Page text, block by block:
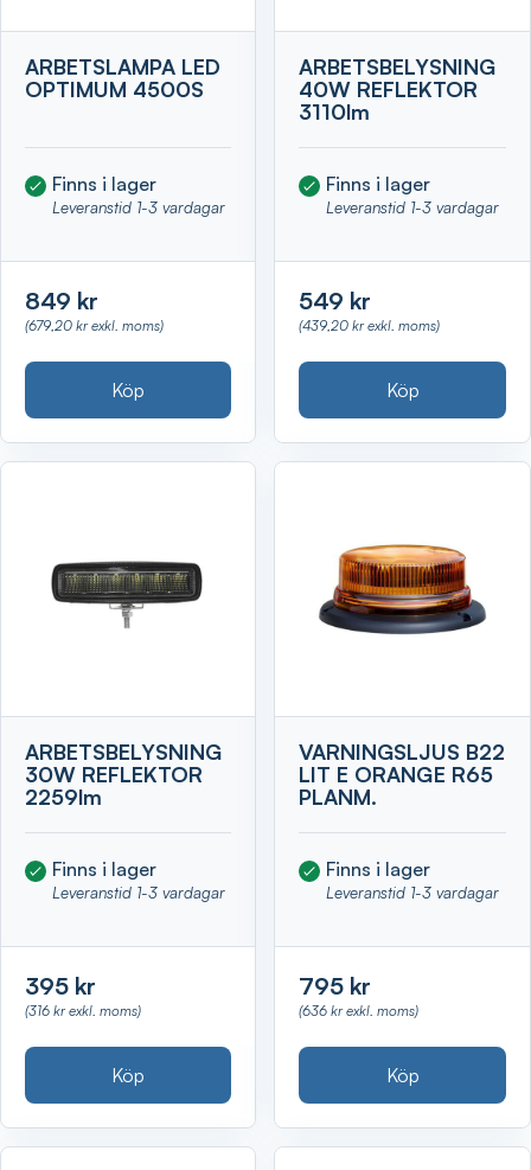
ARBETSLAMPA LED
OPTIMUM 4500S
Finns i lager
Leveranstid 1-3 vardagar
849 kr
(679,20 kr exkl. moms)
Köp
ARBETSBELYSNING
40W REFLEKTOR
3110lm
Finns i lager
Leveranstid 1-3 vardagar
549 kr
(439,20 kr exkl. moms)
Köp
ARBETSBELYSNING
30W REFLEKTOR
2259lm
Finns i lager
Leveranstid 1-3 vardagar
395 kr
(316 kr exkl. moms)
Köp
VARNINGSLJUS B22
LIT E ORANGE R65
PLANM.
Finns i lager
Leveranstid 1-3 vardagar
795 kr
(636 kr exkl. moms)
Köp